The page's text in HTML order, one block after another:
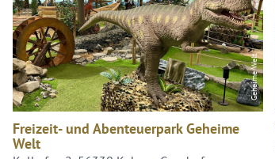
Geheime Welt
Freizeit- und Abenteuerpark Geheime
Welt